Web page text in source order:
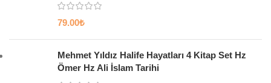
79.00₺
Mehmet Yıldız Halife Hayatları 4 Kitap Set Hz
Ömer Hz Ali İslam Tarihi